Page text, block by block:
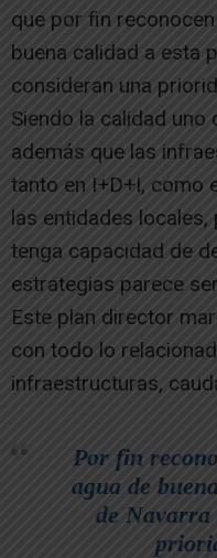
que por fin
buena calidad a esta
consideran una
Siendo la calidad
además que las
tanto en I+D+I, como
las entidades locales,
tenga capacidad de
estrategias parece
Este plan director
con todo lo
infraestructuras,
Por fin
agua de
de Navarra